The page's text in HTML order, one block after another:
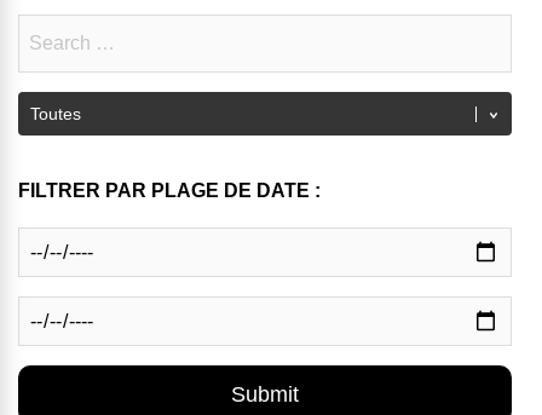
FILTRER PAR PLAGE DE DATE :